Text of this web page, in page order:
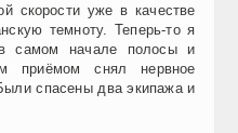
скорости уже в качестве
темноту. Теперь-то я
самом начале полосы и
приёмом снял нервное
спасены два экипажа и